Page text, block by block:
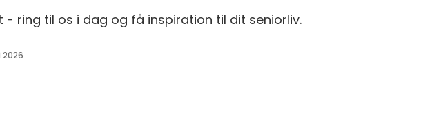
- ring til os i dag og få inspiration til dit seniorliv.